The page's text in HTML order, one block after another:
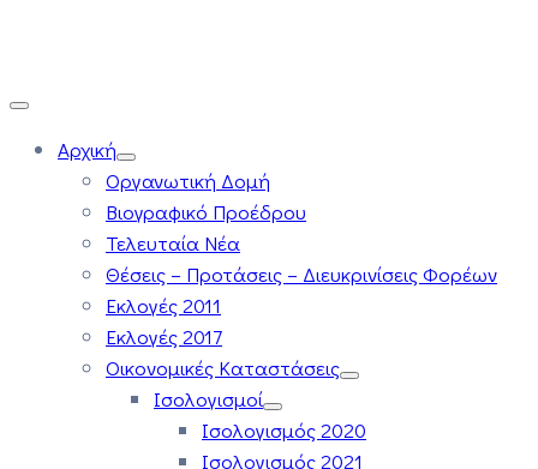
Αρχική
Οργανωτική Δομή
Βιογραφικό Προέδρου
Τελευταία Νέα
Θέσεις – Προτάσεις – Διευκρινίσεις Φορέων
Εκλογές 2011
Εκλογές 2017
Οικονομικές Καταστάσεις
Ισολογισμοί
Ισολογισμός 2020
Ισολογισμός 2021